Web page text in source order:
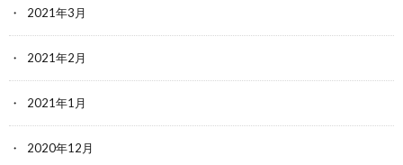
2021年3月
2021年2月
2021年1月
2020年12月